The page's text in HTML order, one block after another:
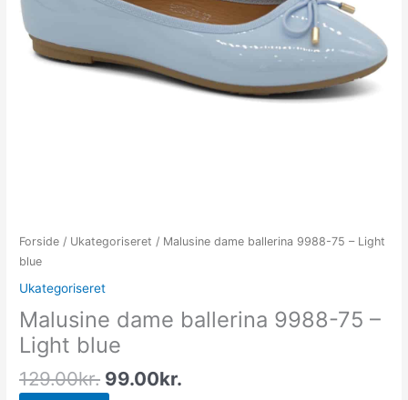
Forside / Ukategoriseret / Malusine dame ballerina 9988-75 – Light
blue
Ukategoriseret
Malusine dame ballerina 9988-75 –
Light blue
129.00kr. 99.00kr.